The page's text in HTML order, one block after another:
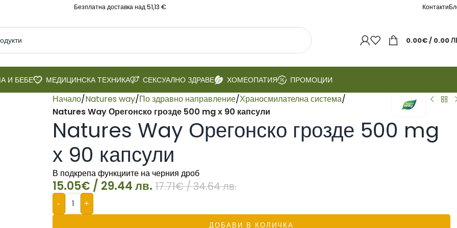
Безплатна доставка над 51,13 € Контакти
0.00€/ 0.00
И БЕБЕ МЕДИЦИНСКА ТЕХНИКА СЕКСУАЛНО ЗДРАВЕ ХОМЕОПАТИЯ ПРОМОЦИИ
Начало/Natures way/По здравно направление/Храносмилателна система/
Natures Way Орегонско грозде 500 mg х 90 капсули
Natures Way Орегонско грозде 500 mg
х 90 капсули
В подкрепа функциите на черния дроб
15.05€ / 29.44 лв.17.71€/ 34.64 лв.
- +
ДОБАВИ В КОЛИЧКА